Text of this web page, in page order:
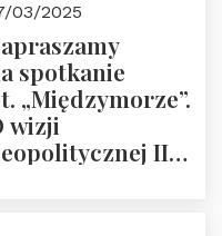
Niemcy…”
03/2025
spotkanie
„Międzymorze”.
wizji
II